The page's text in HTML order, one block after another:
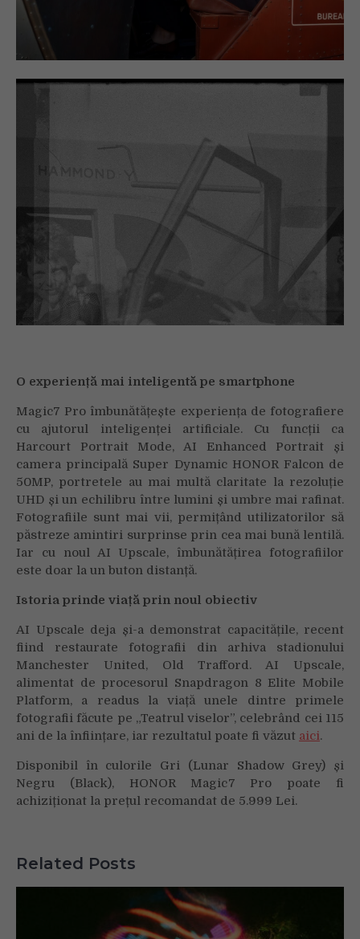
O experiență mai inteligentă pe smartphone
Magic7 Pro îmbunătățește experiența de fotografiere
cu ajutorul inteligenței artificiale. Cu funcții ca
Harcourt Portrait Mode, AI Enhanced Portrait și
camera principală Super Dynamic HONOR Falcon de
50MP, portretele au mai multă claritate la rezoluție
UHD și un echilibru între lumini și umbre mai rafinat.
Fotografiile sunt mai vii, permițând utilizatorilor să
păstreze amintiri surprinse prin cea mai bună lentilă.
Iar cu noul AI Upscale, îmbunătățirea fotografiilor
este doar la un buton distanță.
Istoria prinde viață prin noul obiectiv
AI Upscale deja și-a demonstrat capacitățile, recent
fiind restaurate fotografii din arhiva stadionului
Manchester United, Old Trafford. AI Upscale,
alimentat de procesorul Snapdragon 8 Elite Mobile
Platform, a readus la viață unele dintre primele
fotografii făcute pe „Teatrul viselor”, celebrând cei 115
ani de la înființare, iar rezultatul poate fi văzut aici.
Disponibil în culorile Gri (Lunar Shadow Grey) și
Negru (Black), HONOR Magic7 Pro poate fi
achiziționat la prețul recomandat de 5.999 Lei.
Related Posts